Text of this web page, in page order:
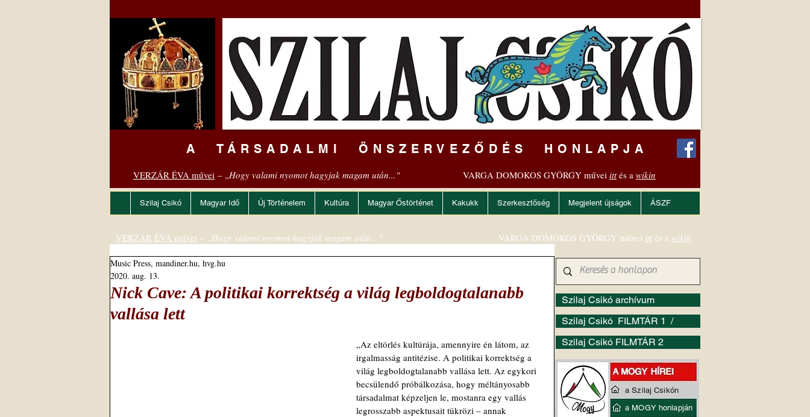
A TÁRSADALMI ÖNSZERVEZŐDÉS HONLAPJA
VERZÁR ÉVA művei – „Hogy valami nyomot hagyjak magam után..." VARGA DOMOKOS GYÖRGY művei ittés a wikin
Szilaj Csikó Magyar Idő Új Történelem Kultúra Magyar Őstörténet Kakukk Szerkesztőség Megjelent újságok ÁSZF
Nick Cave: A politikai korrektség a világ legboldogtalanabb
vallása lett
Music Press, mandiner.hu, hvg.hu
2020. aug. 13.
„Az eltörlés kultúrája, amennyire én látom, az
irgalmasság antitézise. A politikai korrektség a
világ legboldogtalanabb vallása lett. Az egykori
becsülendő próbálkozása, hogy méltányosabb
társadalmat képzeljen le, mostanra egy vallás
legrosszabb aspektusait tükrözi – annak
Szilaj Csikó archívum
Szilaj Csikó FILMTÁR 1 /
Szilaj Csikó FILMTÁR 2
VERZÁR ÉVA művei – „Hogy valami nyomot hagyjak magam után..." VARGA DOMOKOS GYÖRGY művei itt és a wikin
a Szilaj Csikón
a MOGY honlapján